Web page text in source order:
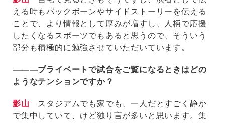
える時もバックボーンやサイドストーリーを伝える
ことで、より情報として厚みが増すし、人柄で応援
したくなるスポーツでもあると思うので、そういう
部分も積極的に勉強させていただいています。
―――プライベートで試合をご覧になるときはどの
ようなテンションですか？
影山 スタジアムでも家でも、一人だとすごく静か
で集中していて、けど独り言が多いと思います。集